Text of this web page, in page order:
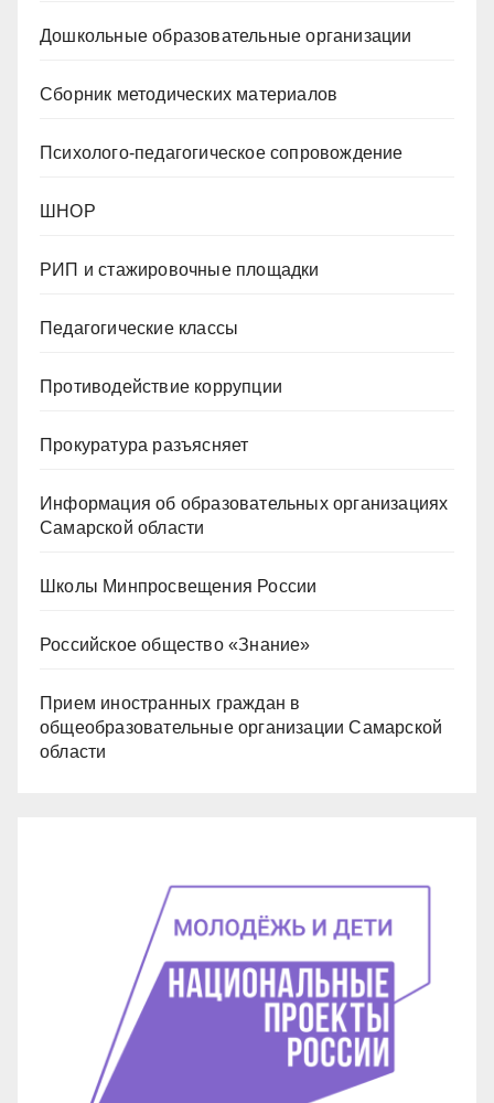
Дошкольные образовательные организации
Сборник методических материалов
Психолого-педагогическое сопровождение
ШНОР
РИП и стажировочные площадки
Педагогические классы
Противодействие коррупции
Прокуратура разъясняет
Информация об образовательных организациях
Самарской области
Школы Минпросвещения России
Российское общество «Знание»
Прием иностранных граждан в
общеобразовательные организации Самарской
области